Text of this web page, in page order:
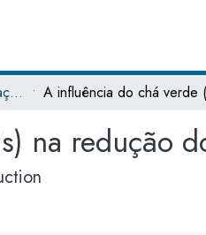
Programa de Pós-Graduação em Ciências da Saúde
na redução